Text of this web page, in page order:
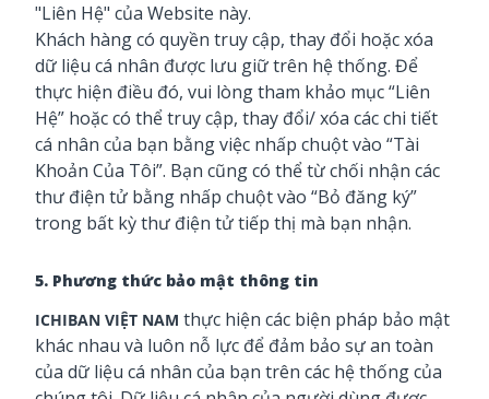
"Liên Hệ" của Website này.
Khách hàng có quyền truy cập, thay đổi hoặc xóa
dữ liệu cá nhân được lưu giữ trên hệ thống. Để
thực hiện điều đó, vui lòng tham khảo mục “Liên
Hệ” hoặc có thể truy cập, thay đổi/ xóa các chi tiết
cá nhân của bạn bằng việc nhấp chuột vào “Tài
Khoản Của Tôi”. Bạn cũng có thể từ chối nhận các
thư điện tử bằng nhấp chuột vào “Bỏ đăng ký”
trong bất kỳ thư điện tử tiếp thị mà bạn nhận.
5. Phương thức bảo mật thông tin
ICHIBAN VIỆT NAM thực hiện các biện pháp bảo mật
khác nhau và luôn nỗ lực để đảm bảo sự an toàn
của dữ liệu cá nhân của bạn trên các hệ thống của